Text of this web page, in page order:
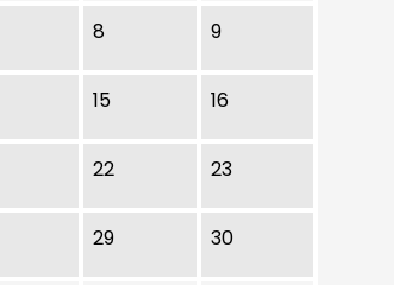
8 9
15 16
22 23
29 30